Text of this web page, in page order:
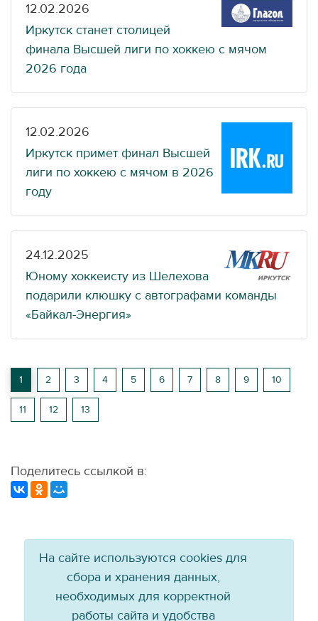
Иркутск станет столицей
финала Высшей лиги по хоккею с мячом
2026 года
12.02.2026
Иркутск примет финал Высшей
лиги по хоккею с мячом в 2026
году
12.02.2026
Юному хоккеисту из Шелехова
подарили клюшку с автографами команды
«Байкал-Энергия»
24.12.2025
1 2 3 4 5 6 7 8 9 10
11 12 13
Поделитесь ссылкой в:
На сайте используются cookies для
сбора и хранения данных,
необходимых для корректной
работы сайта и удобства